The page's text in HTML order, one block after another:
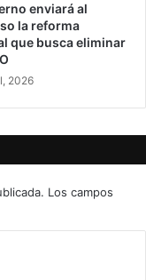
enviará al
la reforma
que busca eliminar
2026
Los campos